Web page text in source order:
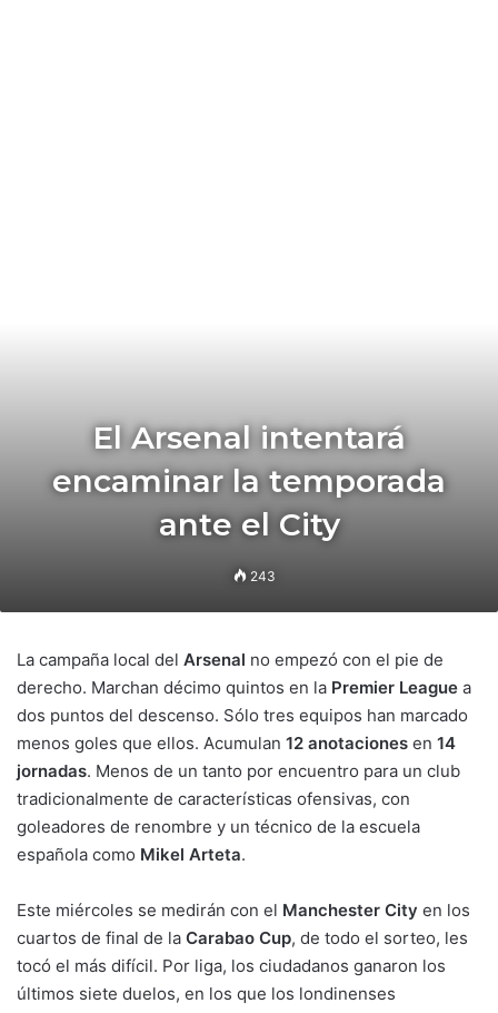
El Arsenal intentará
encaminar la temporada
ante el City
243
La campaña local del Arsenal no empezó con el pie de
derecho. Marchan décimo quintos en la Premier League a
dos puntos del descenso. Sólo tres equipos han marcado
menos goles que ellos. Acumulan 12 anotaciones en 14
jornadas. Menos de un tanto por encuentro para un club
tradicionalmente de características ofensivas, con
goleadores de renombre y un técnico de la escuela
española como Mikel Arteta.
Este miércoles se medirán con el Manchester City en los
cuartos de final de la Carabao Cup, de todo el sorteo, les
tocó el más difícil. Por liga, los ciudadanos ganaron los
últimos siete duelos, en los que los londinenses